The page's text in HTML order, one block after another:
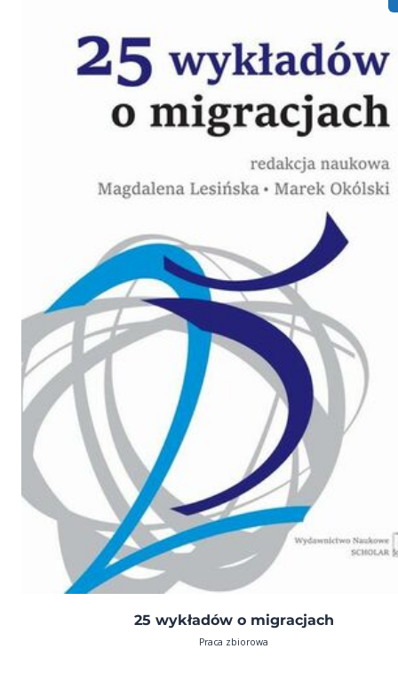
25 wykładów o migracjach
Praca zbiorowa